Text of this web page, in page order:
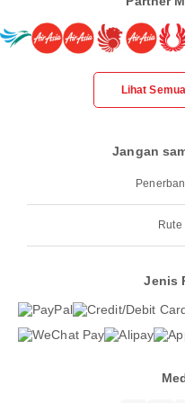
Lihat
Jangan
Jenis